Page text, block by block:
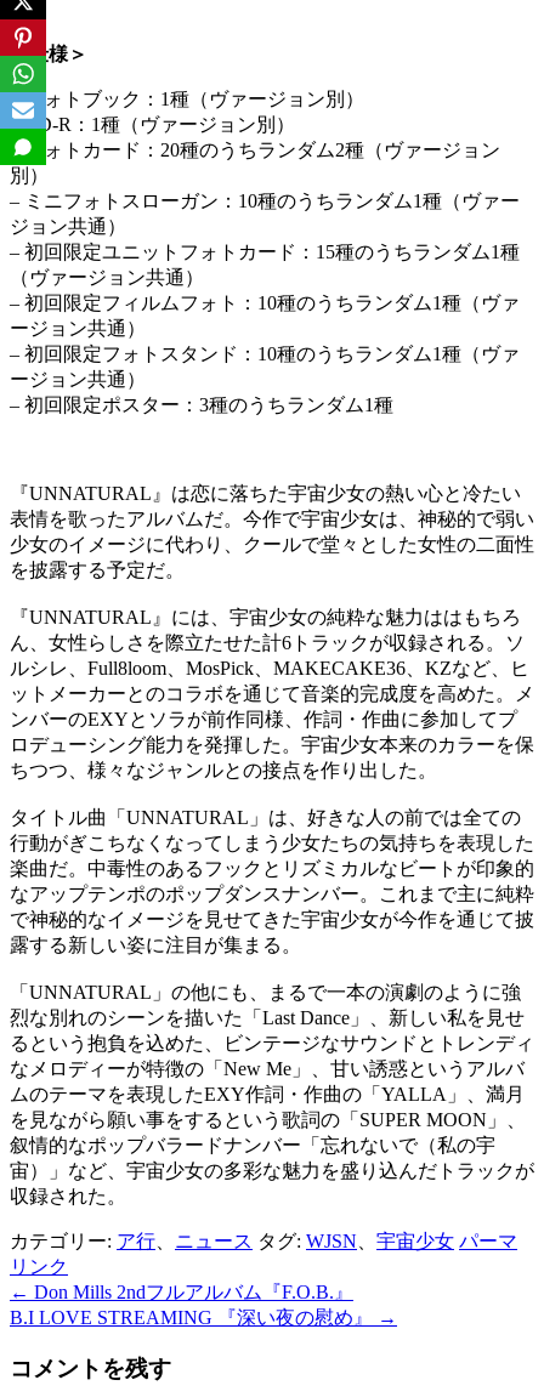
＜仕様＞
– フォトブック：1種（ヴァージョン別）
– CD-R：1種（ヴァージョン別）
– フォトカード：20種のうちランダム2種（ヴァージョン
別）
– ミニフォトスローガン：10種のうちランダム1種（ヴァー
ジョン共通）
– 初回限定ユニットフォトカード：15種のうちランダム1種
（ヴァージョン共通）
– 初回限定フィルムフォト：10種のうちランダム1種（ヴァ
ージョン共通）
– 初回限定フォトスタンド：10種のうちランダム1種（ヴァ
ージョン共通）
– 初回限定ポスター：3種のうちランダム1種
『UNNATURAL』は恋に落ちた宇宙少女の熱い心と冷たい
表情を歌ったアルバムだ。今作で宇宙少女は、神秘的で弱い
少女のイメージに代わり、クールで堂々とした女性の二面性
を披露する予定だ。
『UNNATURAL』には、宇宙少女の純粋な魅力ははもちろ
ん、女性らしさを際立たせた計6トラックが収録される。ソ
ルシレ、Full8loom、MosPick、MAKECAKE36、KZなど、ヒ
ットメーカーとのコラボを通じて音楽的完成度を高めた。メ
ンバーのEXYとソラが前作同様、作詞・作曲に参加してプ
ロデューシング能力を発揮した。宇宙少女本来のカラーを保
ちつつ、様々なジャンルとの接点を作り出した。
タイトル曲「UNNATURAL」は、好きな人の前では全ての
行動がぎこちなくなってしまう少女たちの気持ちを表現した
楽曲だ。中毒性のあるフックとリズミカルなビートが印象的
なアップテンポのポップダンスナンバー。これまで主に純粋
で神秘的なイメージを見せてきた宇宙少女が今作を通じて披
露する新しい姿に注目が集まる。
「UNNATURAL」の他にも、まるで一本の演劇のように強
烈な別れのシーンを描いた「Last Dance」、新しい私を見せ
るという抱負を込めた、ビンテージなサウンドとトレンディ
なメロディーが特徴の「New Me」、甘い誘惑というアルバ
ムのテーマを表現したEXY作詞・作曲の「YALLA」、満月
を見ながら願い事をするという歌詞の「SUPER MOON」、
叙情的なポップバラードナンバー「忘れないで（私の宇
宙）」など、宇宙少女の多彩な魅力を盛り込んだトラックが
収録された。
カテゴリー: ア行 ニュース タグ: WJSN 宇宙少女 パーマ
リンク
投
稿
ナ
← Don Mills 2ndフルアルバム『F.O.B.』
B.I LOVE STREAMING 『深い夜の慰め』
→
コメントを残す